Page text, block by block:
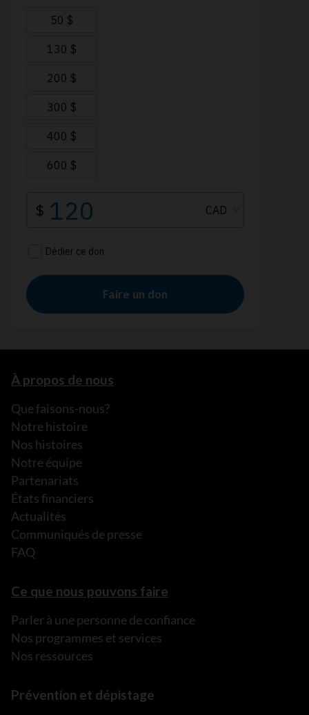
À propos de nous
Que faisons-nous?
Notre histoire
Nos histoires
Notre équipe
Partenariats
États financiers
Actualités
Communiqués de presse
FAQ
Ce que nous pouvons faire
Parler à une personne de confiance
Nos programmes et services
Nos ressources
Prévention et dépistage